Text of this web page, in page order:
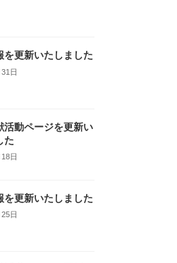
を更新いたしました
日
活動ページを更新い
た
日
を更新いたしました
日